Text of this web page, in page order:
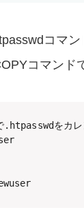
コマ
コマンド
をカ